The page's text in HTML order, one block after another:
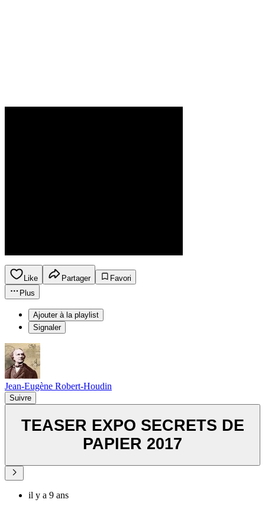
Like Partager
Favori
Plus
Ajouter à la playlist
Signaler
Jean-Eugène Robert-Houdin
Suivre
TEASER EXPO SECRETS DE
PAPIER 2017
il y a 9 ans